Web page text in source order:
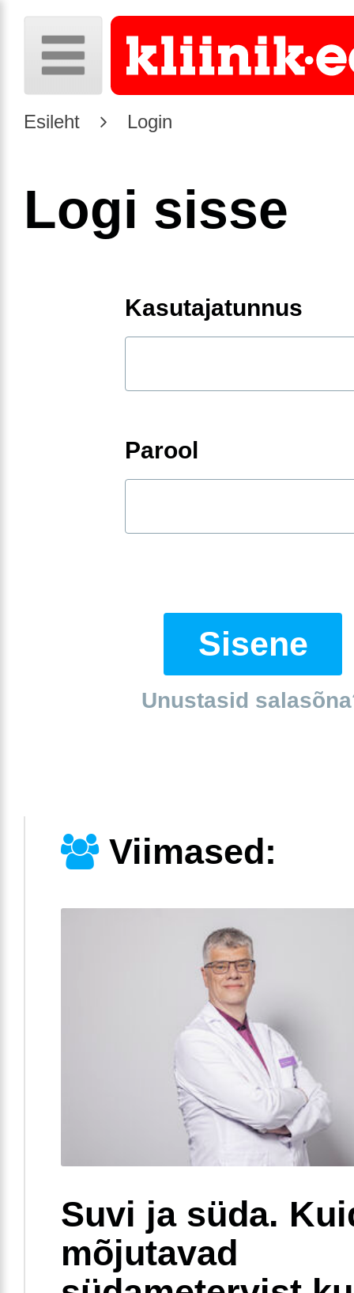
Esileht Login
Logi sisse
Kasutajatunnus
Parool
Sisene
Unustasid
Viimased:
Suvi ja süda.
mõjutavad